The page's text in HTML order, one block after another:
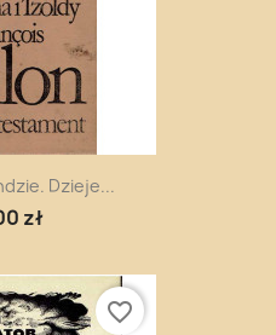
Dzieje...
zł
favorite_border